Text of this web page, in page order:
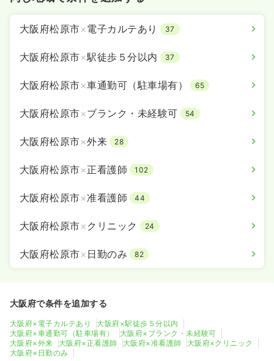
大阪府松原市×電子カルテあり 37
大阪府松原市×駅徒歩５分以内 37
大阪府松原市×車通勤可（駐車場有） 65
大阪府松原市×ブランク・未経験可 54
大阪府松原市×外来 28
大阪府松原市×正看護師 102
大阪府松原市×准看護師 44
大阪府松原市× クリニック 24
大阪府松原市× 日勤のみ 82
大阪府で条件を追加する
大阪府×電子カルテあり
大阪府×駅徒歩５分以内
大阪府×車通勤可（駐車場有）
大阪府×ブランク・未経験可
大阪府×外来
大阪府×正看護師 大阪府×准看護師
大阪府×クリニック
大阪府×日勤のみ